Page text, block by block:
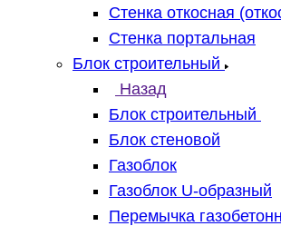
Стенка откосная
Стенка портальная
Блок строительный
Назад
Блок строительный
Блок стеновой
Газоблок
Газоблок U-образный
Перемычка